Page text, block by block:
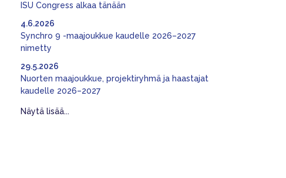
ISU Congress alkaa tänään
Synchro 9 -maajoukkue kaudelle 2026–2027
nimetty
4.6.2026
Nuorten maajoukkue, projektiryhmä ja haastajat
kaudelle 2026–2027
29.5.2026
Näytä lisää...